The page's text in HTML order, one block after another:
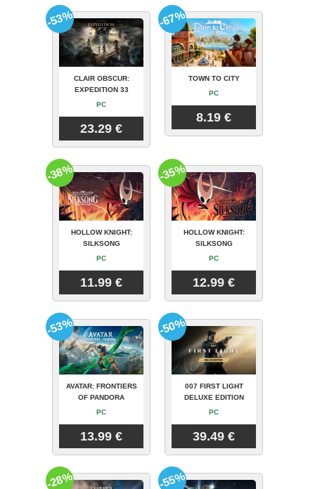
CLAIR OBSCUR:
EXPEDITION 33
PC
23.29 €
-53%
TOWN TO CITY
PC
8.19 €
-67%
HOLLOW KNIGHT:
SILKSONG
PC
11.99 €
-38%
HOLLOW KNIGHT:
SILKSONG
PC
12.99 €
-35%
AVATAR: FRONTIERS
OF PANDORA
PC
13.99 €
-53%
007 FIRST LIGHT
DELUXE EDITION
PC
39.49 €
-50%
-28% -55%